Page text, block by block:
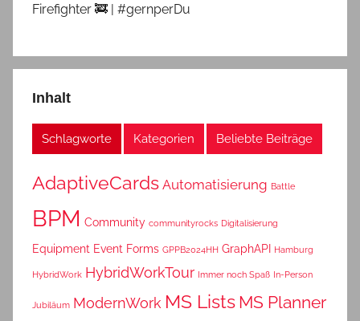
Firefighter 🚒 | #gernperDu
Inhalt
Schlagworte Kategorien Beliebte Beiträge
AdaptiveCards Automatisierung Battle
BPM Community communityrocks Digitalisierung
Equipment Event Forms GPPB2024HH GraphAPI Hamburg
HybridWork HybridWorkTour Immer noch Spaß In-Person
Jubiläum ModernWork MS Lists MS Planner